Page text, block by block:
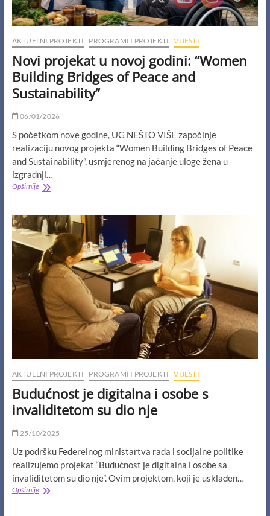
AKTUELNI PROJEKTI PROGRAMI I PROJEKTI VIJESTI
Novi projekat u novoj godini: “Women
Building Bridges of Peace and
Sustainability”
06/01/2026
S početkom nove godine, UG NEŠTO VIŠE započinje
realizaciju novog projekta “Women Building Bridges of Peace
and Sustainability”, usmjerenog na jačanje uloge žena u
izgradnji…
OpširnijeNovi
novoj
godini:
“Women
Building
Bridges
of
Peace
and
Sustainability”
AKTUELNI PROJEKTI PROGRAMI I PROJEKTI VIJESTI
Budućnost je digitalna i osobe s
invaliditetom su dio nje
25/10/2025
Uz podršku Federelnog ministartva rada i socijalne politike
realizujemo projekat “Budućnost je digitalna i osobe sa
invaliditetom su dio nje”. Ovim projektom, koji je usklađen…
OpširnijeBudućnost